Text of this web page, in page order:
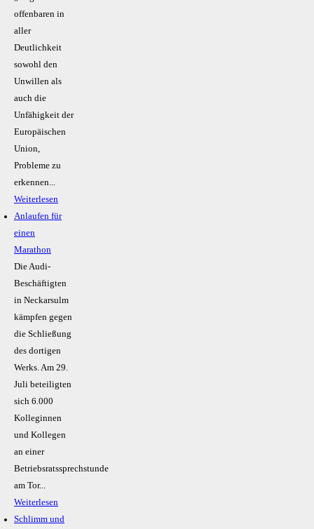
offenbaren in
aller
Deutlichkeit
sowohl den
Unwillen als
auch die
Unfähigkeit der
Europäischen
Union,
Probleme zu
erkennen...
Weiterlesen
Anlaufen für
einen
Marathon
Die Audi-
Beschäftigten
in Neckarsulm
kämpfen gegen
die Schließung
des dortigen
Werks. Am 29.
Juli beteiligten
sich 6.000
Kolleginnen
und Kollegen
an einer
Betriebsratssprechstunde
am Tor...
Weiterlesen
Schlimm und